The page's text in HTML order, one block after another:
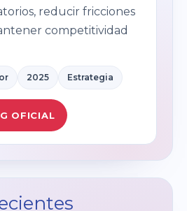
reducir fricciones
competitividad
2025 Estrategia
OFICIAL